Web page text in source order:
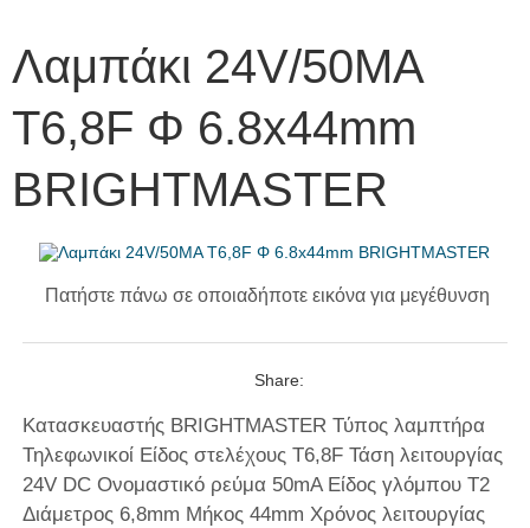
Λαμπάκι 24V/50MA
T6,8F Φ 6.8x44mm
BRIGHTMASTER
Πατήστε πάνω σε οποιαδήποτε εικόνα για μεγέθυνση
Share:
Κατασκευαστής BRIGHTMASTER Τύπος λαμπτήρα
Τηλεφωνικοί Είδος στελέχους T6,8F Τάση λειτουργίας
24V DC Ονομαστικό ρεύμα 50mA Είδος γλόμπου T2
Διάμετρος 6,8mm Μήκος 44mm Χρόνος λειτουργίας